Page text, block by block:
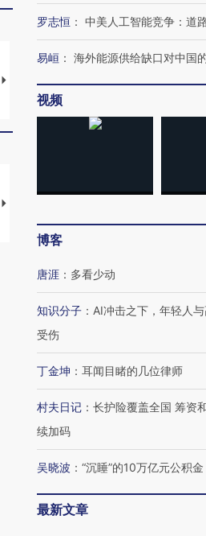
马航飞行员跨国走私7万
粒摇头丸 尿检体内含3种
视线｜被称为“蟑
【推广】走进第四届链博
罗志恒 ： 中美人工智能竞争：道
易峘 ： 海外能源供给缺口对中国
视频
博客
唐涯 ： 多看少动
知识分子 ： AI冲击之下，年轻人
受伤
丁金坤 ： 耳闻目睹的几位律师
村夫日记 ： 长护险覆盖全国 筹资
续加码
吴晓波 ： “沉睡”的10万亿元公积金
最新文章